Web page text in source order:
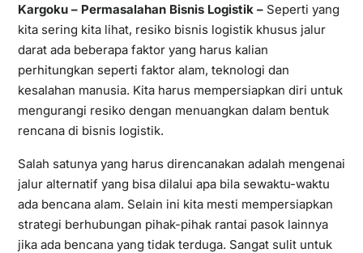
Kargoku – Permasalahan Bisnis Logistik –Seperti yang
kita sering kita lihat, resiko bisnis logistik khusus jalur
darat ada beberapa faktor yang harus kalian
perhitungkan seperti faktor alam, teknologi dan
kesalahan manusia. Kita harus mempersiapkan diri untuk
mengurangi resiko dengan menuangkan dalam bentuk
rencana di bisnis logistik.
Salah satunya yang harus direncanakan adalah mengenai
jalur alternatif yang bisa dilalui apa bila sewaktu-waktu
ada bencana alam. Selain ini kita mesti mempersiapkan
strategi berhubungan pihak-pihak rantai pasok lainnya
jika ada bencana yang tidak terduga. Sangat sulit untuk